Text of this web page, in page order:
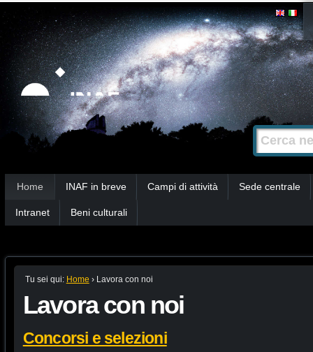
Strumenti
personali
Salta
contenuti.
|
Salta
alla
navigazione
Cerca nel
Ricerca
avanzata…
Home INAF in breve Campi di attività Sede centrale
Intranet Beni culturali
Tu sei qui: Home › Lavora con noi
Lavora con noi
Concorsi e selezioni